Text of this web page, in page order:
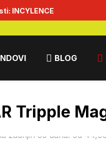
INCYLENCE
BLOG
PILLAR Tripple
Tripple
zadnjih 30 dana: od